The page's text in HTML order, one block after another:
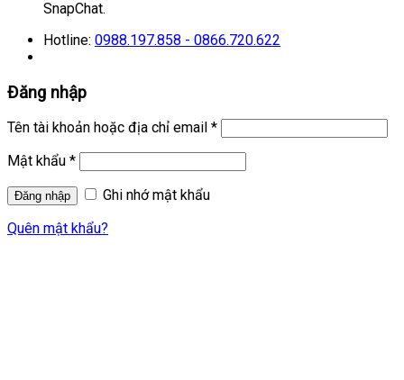
SnapChat.
Hotline: 0988.197.858 - 0866.720.622
Đăng nhập
Tên tài khoản hoặc địa chỉ email *
Mật khẩu *
Ghi nhớ mật khẩu
Quên mật khẩu?